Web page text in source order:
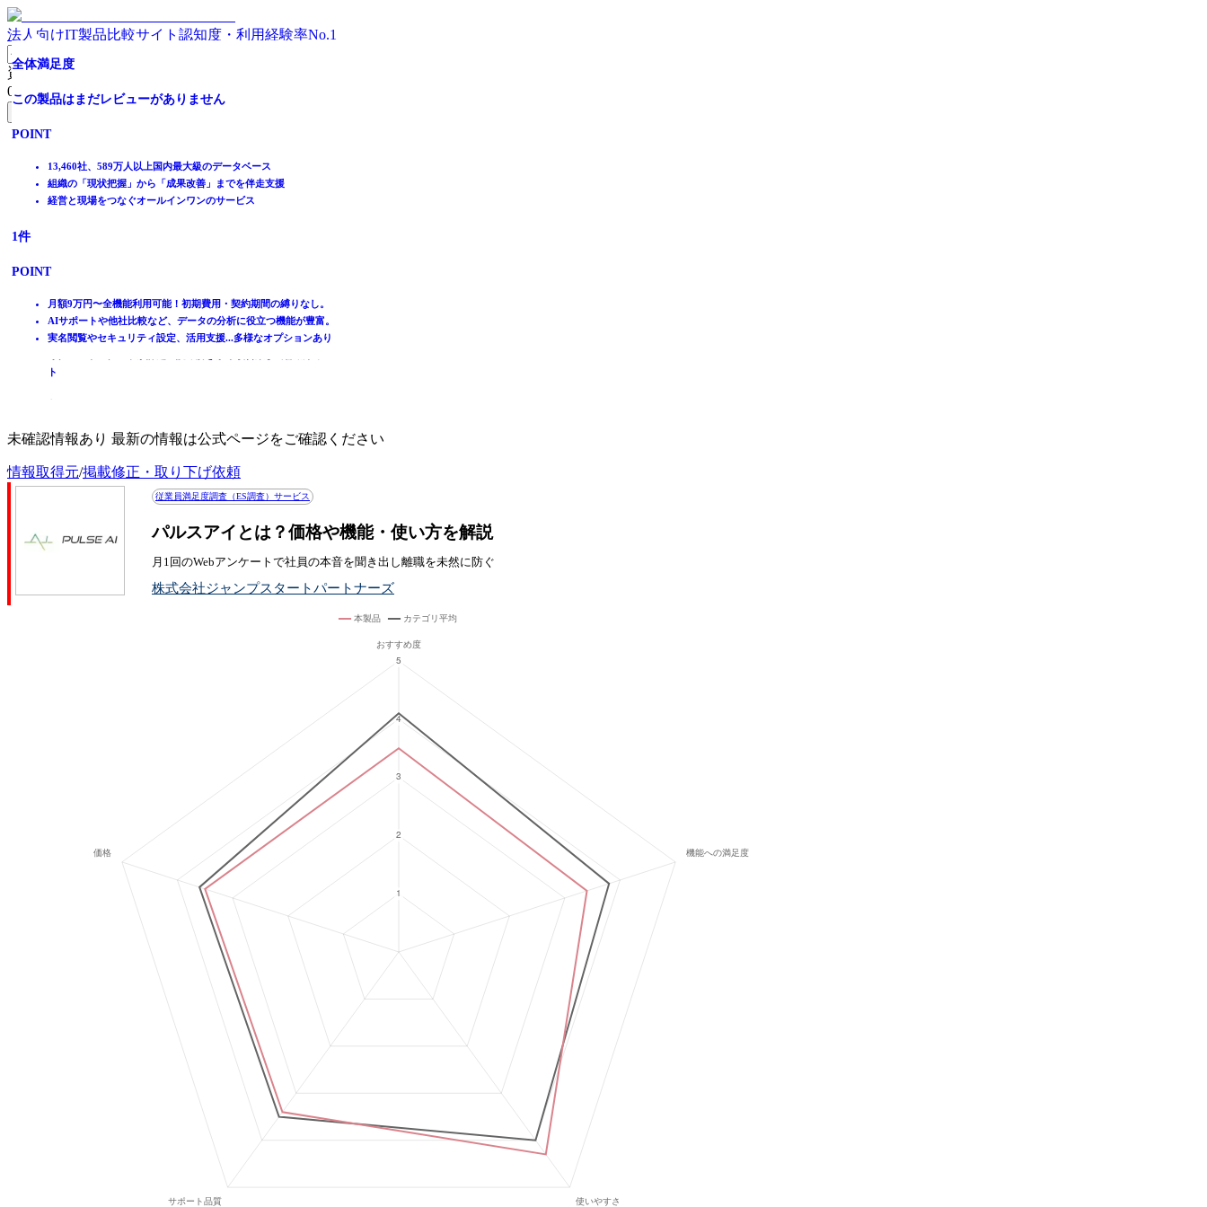
法人向けIT製品比較サイト 認知度・利用経験率No.1
資料請求リスト
0件
製品を探す
ランキングから探す
記事を読む
動画で学ぶ
IT製品比較TOP
従業員満足度調査（ES調査）サービス
未確認情報あり 最新の情報は公式ページをご確認ください
情報取得元/掲載修正・取り下げ依頼
従業員満足度調査（ES調査）サービス
パルスアイとは？価格や機能・使い方を解説
月1回のWebアンケートで社員の本音を聞き出し離職を未然に防ぐ
株式会社ジャンプスタートパートナーズ
設問作成から結果分析まで、従業員や組織状態の可視化を
★★★★★
「プリセットサーベイ」で手軽に設問作成、すぐに調査が可能
スマホアプリとプッシュ通知で従業員の負担なく高い回答率を実
現
従業員データと掛け合わせた機能で、高度な結果分析が瞬時に完
【シェアNo.1】従業員満足度調査でエンゲージメントを見
★★★★★
手間をかけず簡単に定期的なエンゲージメント調査が可能
社員アンケートのテンプレートあり！手軽に社員の声を収集でき
る
人事データと調査結果を紐付け。課題への早期対応へ活用可能
組織の課題が一目瞭然！改善に繋がる
全体満足度
☆☆☆☆☆
137件
POINT
エンゲージメント向上に効果的なEX(従業員体験)を可視化
アナリスト、コンサルタントがパートナーとして伴走！
導入実績は4,000社以上！（2026年1月時点）
【専門家による項目設定済み】すぐに初められる
全体満足度
☆☆☆☆☆
48件
POINT
簡単にはじめられる！主要な設問項目はあらかじめ設定済み
分析・改善方法もご提案！優先度の高い課題をひと目で把握
全面サポート！導入から活用まで充実した支援体制
社員の声を集め、満足度の高い職場づくりを！
全体満足度
☆☆☆☆☆
34件
POINT
導入アカウント数累計350,000！
自社の課題に合わせた豊富な対策パッケージ！
使い慣れない方にも安心の徹底サポート！
個人の心理状態を可視化し離職を減らす
全体満足度
☆☆☆☆☆
7件
POINT
社員のコンディションを可視化し、離職リスクを検知
社員の性格情報とかけ合わせて見ることで取るべき打ち手がわか
る
ト
組織力向上プラットフォーム
全体満足度
☆☆☆☆☆
1件
POINT
月額9万円〜全機能利用可能！初期費用・契約期間の縛りなし。
AIサポートや他社比較など、データの分析に役立つ機能が豊富。
実名閲覧やセキュリティ設定、活用支援...多様なオプションあり
全体満足度
この製品はまだレビューがありません
POINT
13,460社、589万人以上国内最大級のデータベース
組織の「現状把握」から「成果改善」までを伴走支援
経営と現場をつなぐオールインワンのサービス